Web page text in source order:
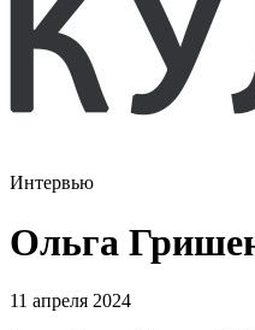
Интервью
Ольга
11 апреля 2024